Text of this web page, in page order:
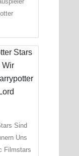
Sind
Uns
Filmstars